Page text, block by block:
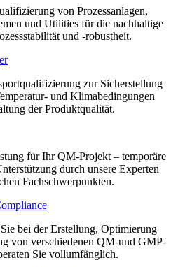
von Prozessanlagen,
und Utilities für die nachhaltige
und -robustheit.
zur Sicherstellung
und Klimabedingungen
der Produktqualität.
für Ihr QM-Projekt – temporäre
durch unsere Experten
Fachschwerpunkten.
bei der Erstellung, Optimierung
von verschiedenen QM-und GMP-
Sie vollumfänglich.